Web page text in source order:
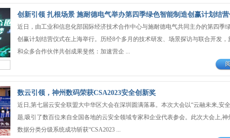
创新引领 扎根场景 施耐德电气举办第四季绿色智能制造创赢计划结
近日，由工业和信息化部国际经济技术合作中心与施耐德电气共同主办的第四季
创赢计划结营仪式在上海举行。历经8个多月的技术研发、场景探访与联合开发，
和众多合作伙伴共创成果斐然：加速营企 ...
数云引领，神州数码荣获CSA2023安全创新奖
近日,第七届云安全联盟大中华区大会在深圳圆满落幕。本次大会以“云融未来,安
题,吸引了数百位来自全国各地的云安全领域专家和企业代表参会。此次大会上,神
数据分类分级系统成功斩获“CSA2023 ...